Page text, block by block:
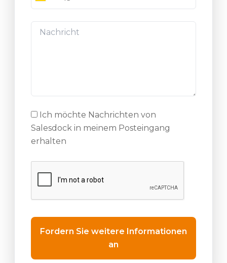
Ich möchte Nachrichten von
Salesdock in meinem Posteingang
erhalten
Fordern Sie weitere Informationen
an